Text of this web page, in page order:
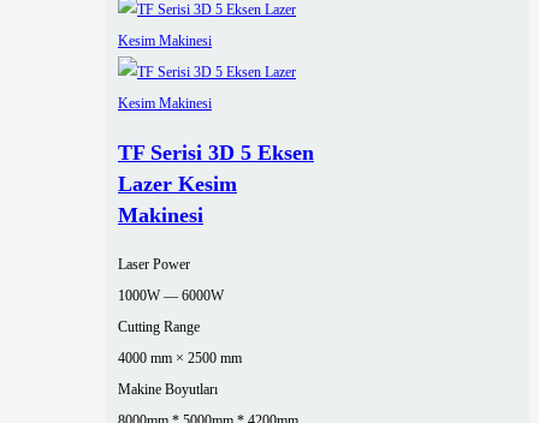
TF Serisi 3D 5 Eksen
Lazer Kesim
Makinesi
Laser Power
1000W — 6000W
Cutting Range
4000 mm × 2500 mm
Makine Boyutları